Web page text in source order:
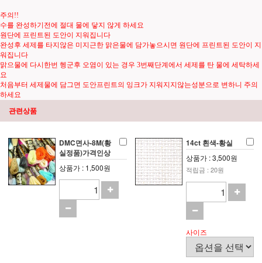
주의!!
수를 완성하기전에 절대 물에 닿지 않게 하세요
원단에 프린트된 도안이 지워집니다
완성후 세제를 타지않은 미지근한 맑은물에 담가놓으시면 원단에 프린트된 도안이 지
워집니다
맑으물에 다시한번 헹군후 오염이 있는 경우 3번째단계에서 세제를 탄 물에 세탁하세
요
처음부터 세제물에 담그면 도안프린트의 잉크가 지워지지않는성분으로 변하니 주의
하세요
관련상품
DMC면사-8M(황
실정품)가격인상
상품가 : 1,500원
14ct 흰색-황실
상품가 : 3,500원
적립금 : 20원
사이즈